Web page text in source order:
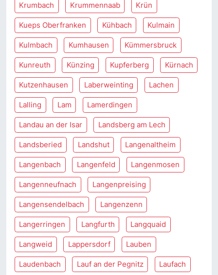
Krumbach Krummennaab Krün
Kueps Oberfranken Kühbach Kulmain
Kulmbach Kumhausen Kümmersbruck
Kunreuth Künzing Kupferberg Kürnach
Kutzenhausen Laberweinting Lachen
Lalling Lam Lamerdingen
Landau an der Isar Landsberg am Lech
Landsberied Landshut Langenaltheim
Langenbach Langenfeld Langenmosen
Langenneufnach Langenpreising
Langensendelbach Langenzenn
Langerringen Langfurth Langquaid
Langweid Lappersdorf Lauben
Laudenbach Lauf an der Pegnitz Laufach